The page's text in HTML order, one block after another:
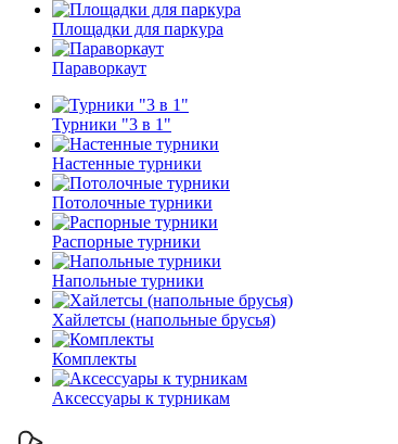
Площадки для паркура
Параворкаут
Турники "3 в 1"
Настенные турники
Потолочные турники
Распорные турники
Напольные турники
Хайлетсы (напольные брусья)
Комплекты
Аксессуары к турникам